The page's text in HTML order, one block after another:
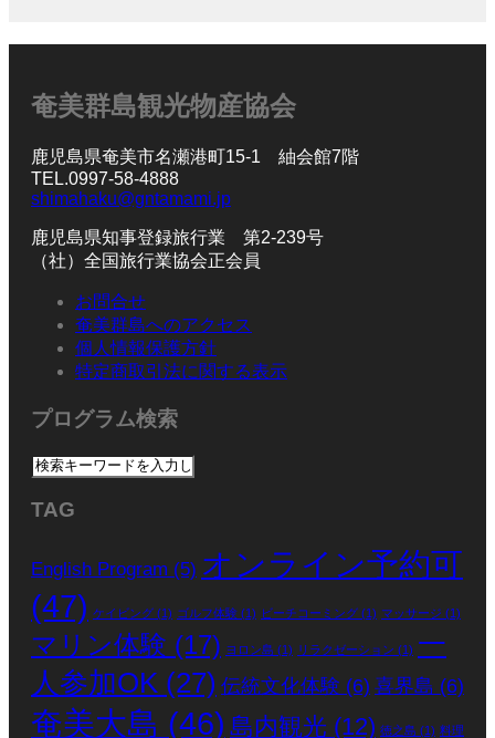
英語
ブログ
奄美群島観光物産協会
鹿児島県奄美市名瀬港町15-1 紬会館7階
TEL.0997-58-4888
shimahaku@gntamami.jp
鹿児島県知事登録旅行業 第2-239号
（社）全国旅行業協会正会員
お問合せ
奄美群島へのアクセス
個人情報保護方針
特定商取引法に関する表示
プログラム検索
TAG
English Program (5) オンライン予約可
(47) ケイビング (1) ゴルフ体験 (1) ビーチコーミング (1) マッサージ (1)
マリン体験 (17) ヨロン島 (1) リラクゼーション (1) 一
人参加OK (27) 伝統文化体験 (6) 喜界島 (6)
奄美大島 (46) 島内観光 (12) 徳之島 (1) 料理